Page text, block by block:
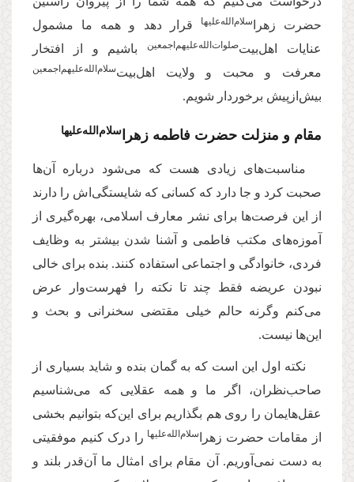
حضرت زهرا‌
سلام‌‌الله‌‌علیها
قرار دهد و همه ما مشمول
عنایات اهل‌بیت‌صلوات‌‌الله‌‌علیهم‌‌اجمعین
باشیم و از افتخار
معرفت و محبت و ولایت اهل‌بیت‌سلام‌‌الله‌‌علیهم‌‌اجمعین
بیش‌ازپیش برخوردار شویم.
مقام و منزلت حضرت فاطمه زهرا‌سلام‌‌الله‌‌علیها
مناسبت‌های زیادی هست که می‌شود درباره آن‌‌ها
صحبت کرد و جا دارد که کسانی که شایستگی‌اش را دارند
از این فرصت‌ها برای نشر معارف اسلامی، بهره‌گیری از
آموزه‌های مکتب فاطمی و آشنا شدن بیشتر به وظایف
فردی، خانوادگی و اجتماعی استفاده کنند. بنده برای خالی
نبودن عریضه فقط چند تا نکته را فهرست‌وار عرض
می‌کنم وگرنه حالم خیلی مقتضی سخنرانی و بحث و
این‌ها نیست.
نکته اول این است که به گمان بنده و شاید بسیاری از
صاحب‌نظران، اگر ما و همه عقلایی که می‌شناسیم
عقل‌هایمان را روی هم بگذاریم برای این‌که بتوانیم بخشی
از مقامات حضرت زهرا
‌سلام‌‌الله‌‌علیها را درک کنیم موفقیتی
به دست نمی‌آوریم. آن مقام برای امثال ما آن‌قدر بلند و